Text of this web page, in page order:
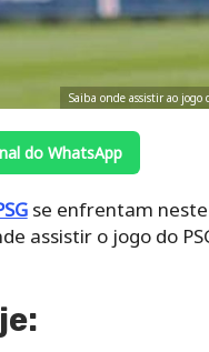
Saiba onde assistir ao
do WhatsApp
se enfrentam
assistir o jogo do